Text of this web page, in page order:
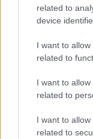
related to
device
I want to
related to
I want to
related to
I want to
related to